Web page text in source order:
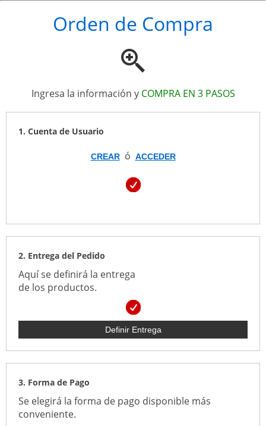
Orden de Compra
Ingresa la información y COMPRA EN 3 PASOS
1. Cuenta de Usuario
CREARó ACCEDER
2. Entrega del Pedido
Aquí se definirá la entrega
de los productos.
Definir Entrega
3. Forma de Pago
Se elegirá la forma de pago disponible más
conveniente.